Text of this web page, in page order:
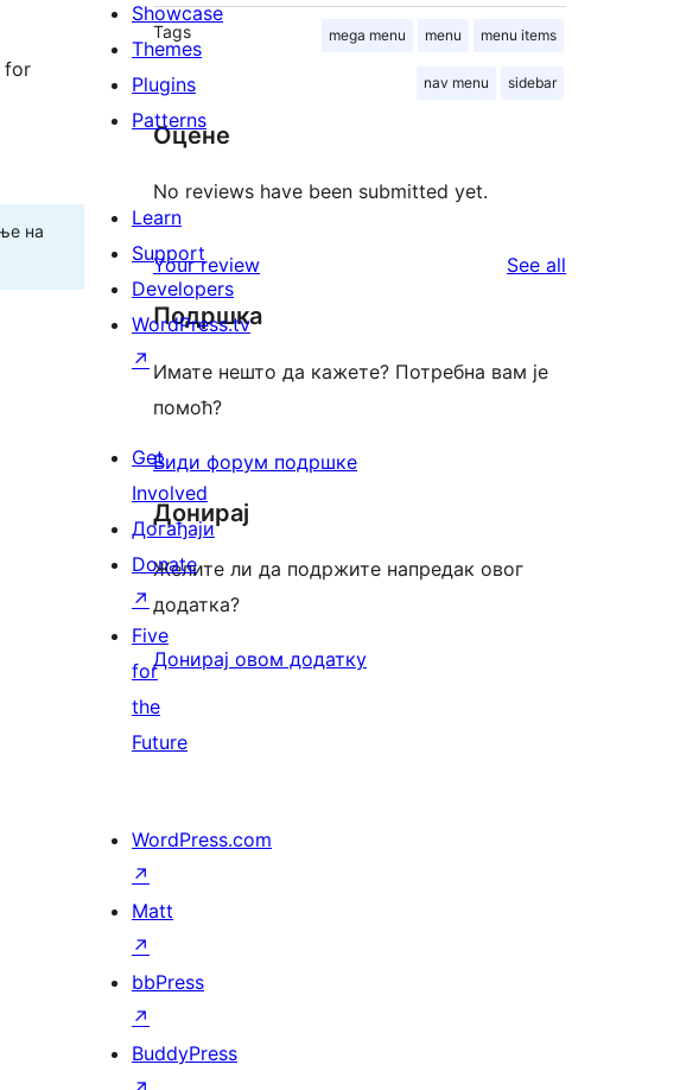
for
на
Tags mega menu menu menu items
nav menu sidebar
Оцене
No reviews have been submitted yet.
Your review See all
Подршка
Имате нешто да кажете? Потребна вам је
помоћ?
Види форум подршке
Донирај
Желите ли да подржите напредак овог
додатка?
Донирај овом додатку
Showcase
Themes
Plugins
Patterns
Learn
Support
Developers
WordPress.tv
↗
Get
Involved
Догађаји
Donate
↗
Five
for
the
Future
WordPress.com
↗
Matt
↗
bbPress
↗
BuddyPress